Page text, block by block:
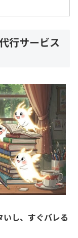
行サービス
いし、すぐバレる